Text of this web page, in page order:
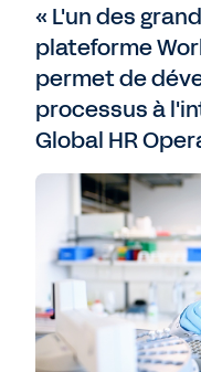
« L'un des
plateforme
permet de
processus à
Global HR